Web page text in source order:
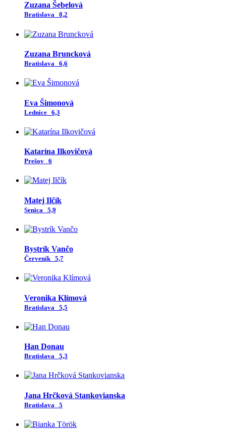
Zuzana Šebelová
Bratislava 8,2
Zuzana Bruncková
Bratislava 6,6
Eva Šimonová
Lednice 6,3
Katarína Ilkovičová
Prešov 6
Matej Ilčík
Senica 5,9
Bystrík Vančo
Červeník 5,7
Veronika Klímová
Bratislava 5,5
Han Donau
Bratislava 5,3
Jana Hrčková Stankovianska
Bratislava 5